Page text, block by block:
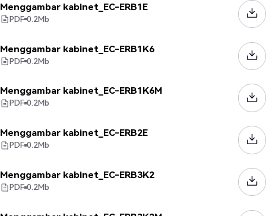
Menggambar kabinet_EC-ERB1E
PDF 0.2Mb
Menggambar kabinet_EC-ERB1K6
PDF 0.2Mb
Menggambar kabinet_EC-ERB1K6M
PDF 0.2Mb
Menggambar kabinet_EC-ERB2E
PDF 0.2Mb
Menggambar kabinet_EC-ERB3K2
PDF 0.2Mb